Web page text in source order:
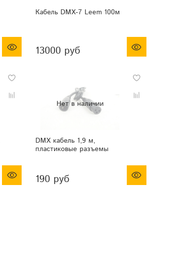
Кабель DMX-7 Leem 100м
13000 руб
DMX кабель 1,9 м,
пластиковые разъемы
190 руб